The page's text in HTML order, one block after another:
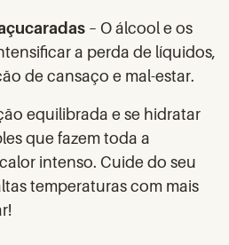
– O álcool e os
a perda de líquidos,
de cansaço e mal-estar.
equilibrada e se hidratar
que fazem toda a
intenso. Cuide do seu
temperaturas com mais